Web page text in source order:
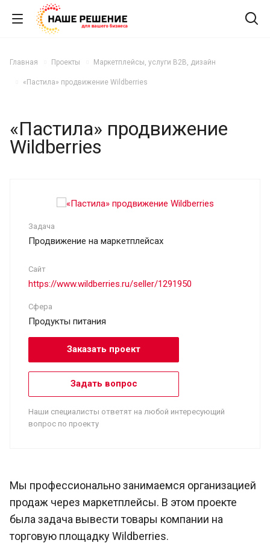
Главная Проекты Маркетплейсы, услуги B2B, дизайн
«Пастила» продвижение Wildberries
«Пастила» продвижение
Wildberries
Задача
Продвижение на маркетплейсах
Сайт
https://www.wildberries.ru/seller/1291950
Сфера
Продукты питания
Заказать проект
Задать вопрос
Наши специалисты ответят на любой интересующий
вопрос по проекту
Мы профессионально занимаемся организацией
продаж через маркетплейсы. В этом проекте
была задача вывести товары компании на
торговую площадку Wildberries.